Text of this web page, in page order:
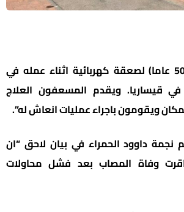
حول تعرض عامل (50 عاما) لصعقة كهربائية اثناء عمله في
قيساريا. ويقدم المسعفون العلاج
ويقومون باجراء عمليات انعاش له”.
نجمة داوود الحمراء في بيان لاحق “ان
وفاة المصاب بعد فشل محاولات